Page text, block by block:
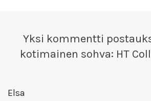
Yksi kommentti
kotimainen sohva: HT
Elsa